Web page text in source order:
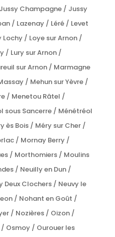
Champagne / Jussy
/ Lazenay / Léré / Levet
Lochy / Loye sur Arnon /
/ Lury sur Arnon /
sur Arnon / Marmagne
/ Mehun sur Yèvre /
/ Menetou Râtel /
sous Sancerre / Ménétréol
ès Bois / Méry sur Cher /
/ Mornay Berry /
/ Morthomiers / Moulins
/ Neuilly en Dun /
Deux Clochers / Neuvy le
/ Nohant en Goût /
/ Nozières / Oizon /
Osmoy / Ourouer les